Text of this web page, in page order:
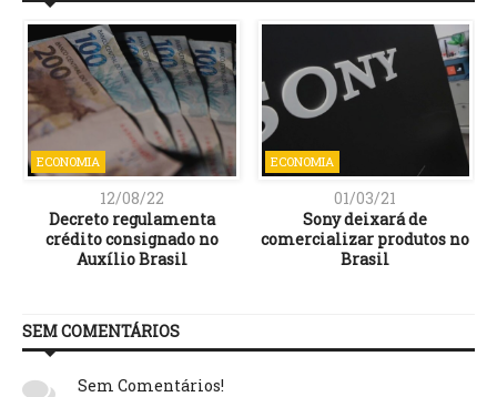
ECONOMIA
12/08/22
Decreto regulamenta
crédito consignado no
Auxílio Brasil
ECONOMIA
01/03/21
Sony deixará de
comercializar produtos no
Brasil
SEM COMENTÁRIOS
Sem Comentários!